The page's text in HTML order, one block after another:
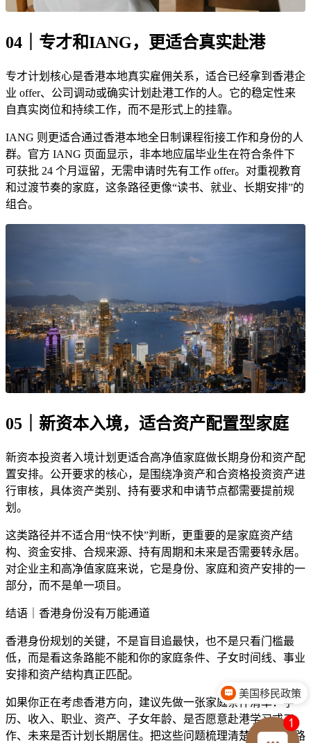
04｜专才和IANG，更适合真实赴港
专才计划核心是香港本地真实雇佣关系，适合已经拿到香港企
业 offer、公司调动或确实计划赴港工作的人。它的稳定性来
自真实岗位和持续工作，而不是形式上的挂靠。
IANG 则更适合通过香港本地全日制课程衔接工作和身份的人
群。官方 IANG 页面显示，非本地应届毕业生在符合条件下
可获批 24 个月逗留，无需申请时先有工作 offer。对重视教育
和过渡节奏的家庭，这条路径更像“读书、就业、长期安排”的
组合。
05｜新资本入境，适合资产配置型家庭
新资本投资者入境计划更适合高净值家庭做长期身份和资产配
置安排。公开要求的核心，是围绕净资产和合资格投资资产进
行审核，具体资产类别、持有要求和申请节点都需要提前规
划。
这类路径并不适合用“快不快”判断，更重要的是家庭资产结
构、资金安排、合规来源、持有周期和未来是否需要转永居。
对企业主和高净值家庭来说，它是身份、家庭和资产安排的一
部分，而不是单一项目。
结语｜香港身份没有万能通道
香港身份规划的关键，不是盲目追最快，也不是只看门槛最
低，而是看这条路能不能和你的家庭条件、子女时间线、事业
安排和资产结构真正匹配。
如果你正在考虑香港方向，建议先做一张家庭条件清单：学
历、收入、职业、资产、子女年龄、是否愿意赴港学习或工
作、未来是否计划长期居住。把这些问题梳理清楚，再判断路
移民费用介绍